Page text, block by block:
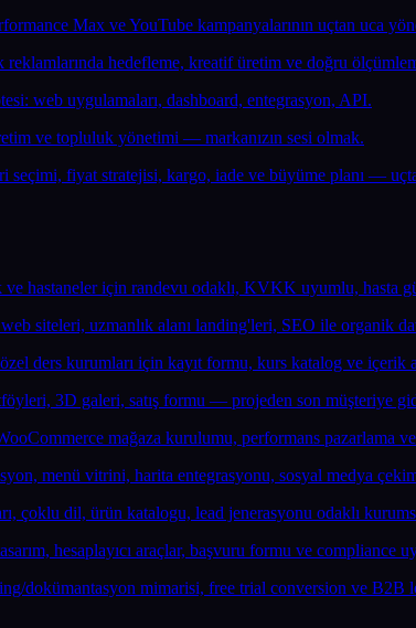
Max ve YouTube kampanyalarının uçtan uca
reklamlarında hedefleme, kreatif üretim ve doğru
web uygulamaları, dashboard, entegrasyon, API.
ve topluluk yönetimi — markanızın sesi olmak.
seçimi, fiyat stratejisi, kargo, iade ve büyüme planı —
hastaneler için randevu odaklı, KVKK uyumlu, hasta
siteleri, uzmanlık alanı landing'leri, SEO ile organik
ders kurumları için kayıt formu, kurs katalog ve içerik
3D galeri, satış formu — projeden son müşteriye
mağaza kurulumu, performans pazarlama
menü vitrini, harita entegrasyonu, sosyal medya
çoklu dil, ürün katalogu, lead jenerasyonu odaklı
hesaplayıcı araçlar, başvuru formu ve compliance
dokümantasyon mimarisi, free trial conversion ve B2B